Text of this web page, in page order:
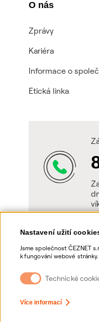
Nastavení užití
Jsme společnost ČEZNET
k fungování webové
souhlasů, naleznete „
Technické
Více informací
O nás
Zprávy
Kariéra
Informace o
Etická linka